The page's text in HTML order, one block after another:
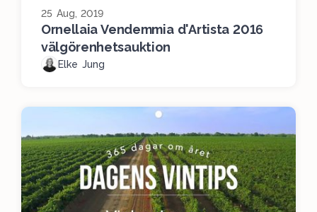
25 Aug, 2019
Ornellaia Vendemmia d'Artista 2016
välgörenhetsauktion
Elke Jung